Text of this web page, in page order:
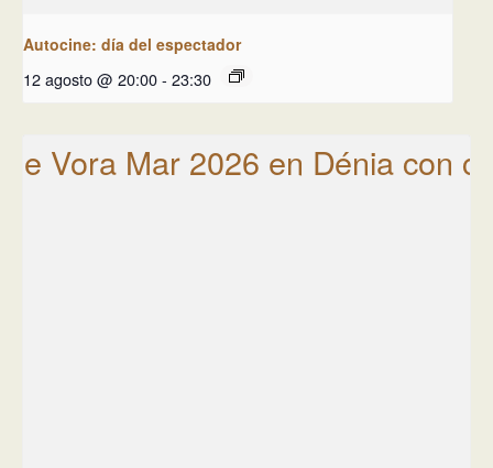
Autocine: día del espectador
12 agosto @ 20:00- 23:30